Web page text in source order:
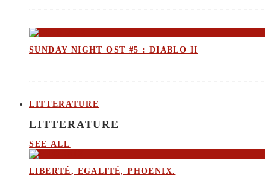
SUNDAY NIGHT OST #5 : DIABLO II
LITTERATURE
LITTERATURE
SEE ALL
LIBERTÉ, EGALITÉ, PHOENIX.